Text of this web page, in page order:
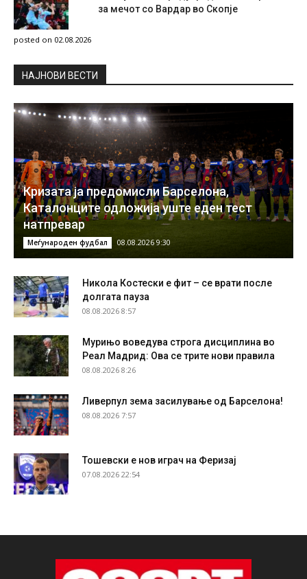
за мечот со Вардар во Скопје
posted on 02.08.2026
НAЈНОВИ ВЕСТИ
Кризата ја предомисли Барселона,
Каталонците одложија уште еден тест
натпревар
Меѓународен фудбал 08.08.2026 9:30
Никола Костески е фит – се врати после
долгата пауза
08.08.2026 8:57
Мурињо воведува строга дисциплина во
Реал Мадрид: Ова се трите нови правила
08.08.2026 8:26
Ливерпул зема засилување од Барселона!
08.08.2026 7:57
Тошевски е нов играч на Феризај
07.08.2026 22:54